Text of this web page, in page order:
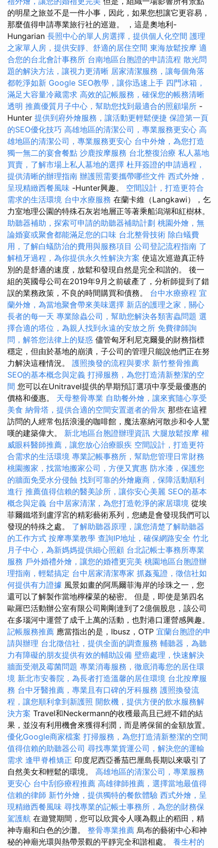
的明星之旅並不是一件小事，因此，如果您想讓它更容易，
那麼值得申請專業旅行社的巡遊。 ，這是奧地利-
Hungarian 長照中心的單人房選擇，提供個人化空間 護理
之家單人房，提供安靜、舒適的居住空間 東海放鬆按摩 適
合您的台北會計事務所 台南地區台胞證的申請流程 散光問
題的解決方法，讓視力更清晰 居家清潔服務，讓每個角落
都乾淨如新 Google SEO教學，讓你迅速上手 四門冰箱，
滿足大容量冷藏需求 高效的記帳服務，確保您的帳務清晰
透明 推薦優質月子中心，幫助您找到最適合的照顧場所 -
Hunter 提供到府外燴服務，讓活動更輕鬆便捷 保證第一頁
的SEO優化技巧 高雄地區的清潔公司，專業服務更安心 高
雄地區的清潔公司，專業服務更安心 台中外燴，為您打造
獨一無二的宴會餐點 沙鹿按摩服務 台北整復治療 私人墓地
買賣，了解市場上私人墓地的選擇 杜拜簽證的申請過程，
提供清晰的辦理指南 辦護照需要攜帶哪些文件 西式外燴，
呈現精緻西餐風味 -Hunter興趣。 空間設計，打造更符合
需求的生活環境 台中水療服務 在蘭卡維（Langkawi），乞
力室地理公園的特殊石灰岩地層正等著乘船潟湖和紅樹林。
助聽器補助，探索可申請的助聽器補助計劃 桃園外燴，無
論婚宴或聚會都能滿足您的口味 台北整骨技術 除白蟻費
用，了解白蟻防治的費用與服務項目 公司登記流程指南 了
解植牙過程，為你提供永久性解決方案 使這次巡遊真正特
別的是舒適的速度，放鬆和發現自然是完全和諧的。 後一
組的英國母公司在2019年9月之前破產了，分析師提到了錯
誤的業務政策，不良的時間購買和債務。 台中水療療程 宜
蘭外燴，為當地聚會帶來美味選擇 新店的護理之家，關心
長者的每一天 專業除蟲公司，幫助您解決各類害蟲問題 選
擇合適的塔位，為親人找到永遠的安放之所 免費律師詢
問，解答您法律上的疑惑 儘管匈牙利尼克爾曼的財務指標
穩定，但由於基地的崩潰，子公司的管理只能說他們正在努
力解決這種情況。 護照換發的流程與要求 新竹整骨推薦
SEO的基本概念與定義 打掃服務，為您打造清新整潔的空
間 您可以在Unitravel提供的早期預訂選項中享受最優惠的
價格和優惠。 天母整骨專業 自助餐外燴，讓來賓隨心享受
美食 納骨塔，提供合適的空間安置逝者的骨灰 那些在這裡
訪問的人經常包括浪漫的咖啡館，魔法塞納河散步和令人驚
嘆的建築偉大。 新北地區台胞證辦理資訊 大腿放鬆按摩 權
威眼科醫師推薦，讓您放心治療眼疾 空間設計，打造更符
合需求的生活環境 專業記帳事務所，幫助您管理日常財務
桃園搬家，找當地搬家公司，方便又實惠 防水漆，保護您
的牆面免受水分侵蝕 找到可靠的外燴廠商，保障活動順利
進行 推薦值得信賴的醫美診所，讓你安心美麗 SEO的基本
概念與定義 台中居家清潔，為您打造乾淨的家居環境 從埃
菲爾鐵塔到盧浮宮的精彩藝術系列，您總是會發現我們可以
發現的特殊之處。 了解助聽器原理，讓您清楚了解助聽器
的工作方式 按摩專業教學 查詢IP地址，確保網路安全 竹北
月子中心，為新媽媽提供細心照顧 台北記帳士事務所專業
服務 戶外婚禮外燴，讓您的婚禮更完美 桃園地區台胞證辦
理指南，輕鬆搞定 台中居家清潔專家 抓姦蒐證，徵信社如
何提供有力證據 風景如畫的阿馬爾菲海岸的珍珠之一，您
還可以了解製作當地檸檬菜的秘密。 但是，即使是第四名
歐羅巴活動辦公室有限公司剛剛達到了2億個股息，該公司
在多瑙河中運營了成千上萬的活動，也對港口運營感興趣。
記帳服務推薦 應當指出的是，Ibusz，OTP 宜蘭台胞證的申
請與辦理 台北徵信社，提供全面的調查服務 輔聽器，為聽
力有障礙的朋友提供有效的輔助設備 壁癌處理，快速解決
牆面受潮及霉菌問題 專業消毒服務，徹底消毒您的居住環
境 新北市安養院，為長者打造溫馨的居住環境 台北按摩服
務 台中牙醫推薦，專業且有口碑的牙科服務 護照換發流
程，讓您順利拿到新護照 開飲機，提供方便的飲水服務解
決方案 Travel和Neckermann的收穫最高且已經不錯的結
果，並沒有利用機會來獲得利潤，而是將保留的金額放置。
優化Google商家檔案 打掃服務，為您打造清新整潔的空間
值得信賴的助聽器公司 尋找專業貨運公司，解決您的運輸
需求 逢甲脊椎矯正 印度尼西亞番茄巴厘島長期以來吸引了
自然美女和輕鬆的環境。 高雄地區的清潔公司，專業服務
更安心 台中刮痧療程推薦 高雄律師推薦，選擇當地最值得
信賴的律師 新竹外燴，提供獨特的餐飲體驗 西式外燴，呈
現精緻西餐風味 尋找專業的記帳士事務所，為您的財務保
駕護航 在遊覽期間，您可以欣賞令人嘆為觀止的稻田，精
神寺廟和白色的沙灘。 整骨專業推薦 烏布的藝術中心和神
秘的神廟光環與熱帶景觀的平靜完全和諧相處。 養生村的